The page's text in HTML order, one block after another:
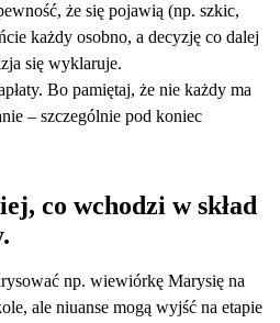
że się pojawią (np. szkic,
każdy osobno, a decyzję co dalej
się wyklaruje.
Bo pamiętaj, że nie każdy ma
– szczególnie pod koniec
co wchodzi w skład
np. wiewiórkę Marysię na
ale niuanse mogą wyjść na etapie